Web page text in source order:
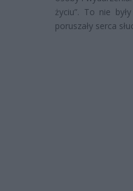
życiu”. To nie
poruszały serca